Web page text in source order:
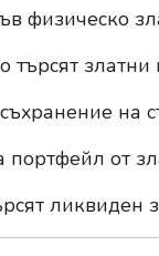
физическо
търсят
на
от
ликвиден